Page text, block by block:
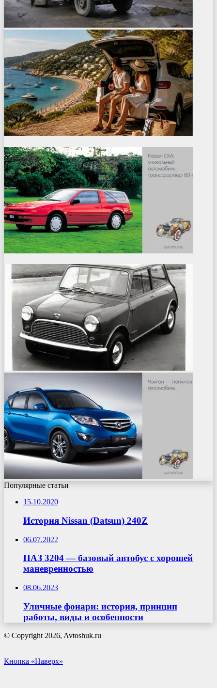
Популярные статьи
15.10.2020
История Nissan (Datsun) 240Z
06.07.2022
ПАЗ 3204 — базовый автобус с хорошей
маневренностью
08.06.2023
Уличные фонари: история, принцип
работы, виды и особенности
© Copyright 2026, Avtoshuk.ru
Кнопка «Наверх»